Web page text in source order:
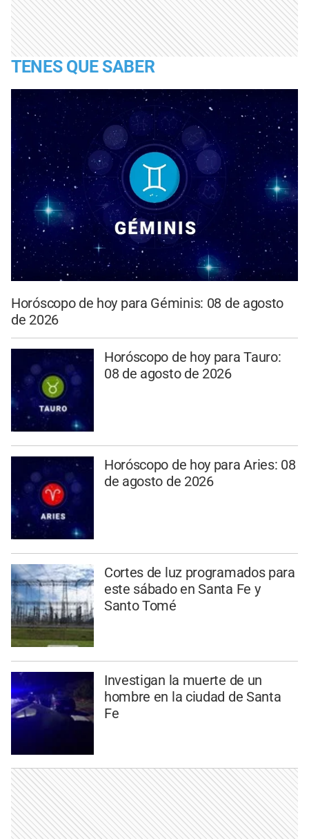
TENES QUE SABER
Horóscopo de hoy para Géminis: 08 de agosto
de 2026
Horóscopo de hoy para Tauro:
08 de agosto de 2026
Horóscopo de hoy para Aries: 08
de agosto de 2026
Cortes de luz programados para
este sábado en Santa Fe y
Santo Tomé
Investigan la muerte de un
hombre en la ciudad de Santa
Fe